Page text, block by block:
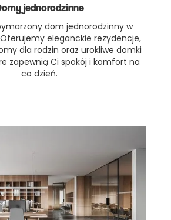
jednorodzinne
dom jednorodzinny w
eleganckie rezydencje,
dla rodzin oraz urokliwe domki
zapewnią Ci spokój i komfort na
co dzień.